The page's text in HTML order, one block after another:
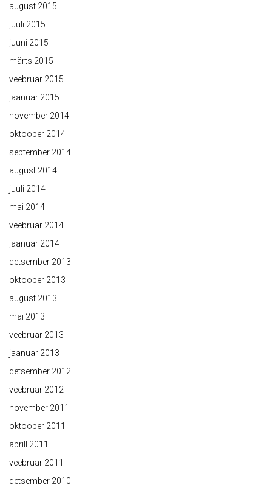
august 2015
juuli 2015
juuni 2015
märts 2015
veebruar 2015
jaanuar 2015
november 2014
oktoober 2014
september 2014
august 2014
juuli 2014
mai 2014
veebruar 2014
jaanuar 2014
detsember 2013
oktoober 2013
august 2013
mai 2013
veebruar 2013
jaanuar 2013
detsember 2012
veebruar 2012
november 2011
oktoober 2011
aprill 2011
veebruar 2011
detsember 2010